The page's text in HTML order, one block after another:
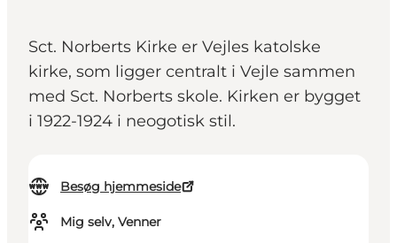
Sct. Norberts Kirke er Vejles katolske
kirke, som ligger centralt i Vejle sammen
med Sct. Norberts skole. Kirken er bygget
i 1922-1924 i neogotisk stil.
Besøg hjemmeside
Mig selv, Venner